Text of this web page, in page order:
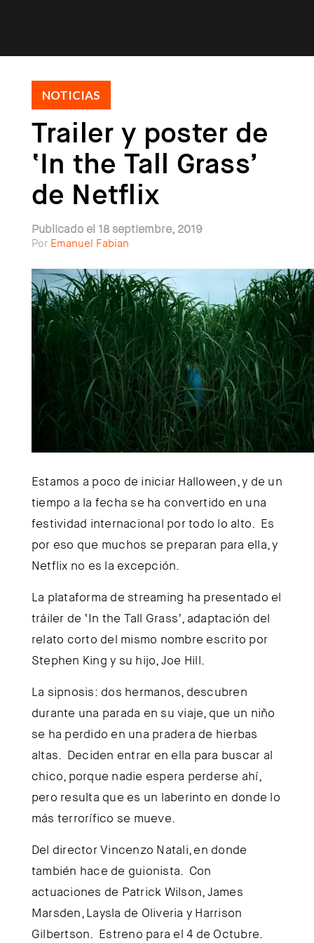
NOTICIAS
Trailer y poster de
‘In the Tall Grass’
de Netflix
Publicado el 18 septiembre, 2019
Por Emanuel Fabian
Estamos a poco de iniciar Halloween, y de un
tiempo a la fecha se ha convertido en una
festividad internacional por todo lo alto. Es
por eso que muchos se preparan para ella, y
Netflix no es la excepción.
La plataforma de streaming ha presentado el
tráiler de ‘In the Tall Grass’, adaptación del
relato corto del mismo nombre escrito por
Stephen King y su hijo, Joe Hill.
La sipnosis: dos hermanos, descubren
durante una parada en su viaje, que un niño
se ha perdido en una pradera de hierbas
altas. Deciden entrar en ella para buscar al
chico, porque nadie espera perderse ahí,
pero resulta que es un laberinto en donde lo
más terrorífico se mueve.
Del director Vincenzo Natali, en donde
también hace de guionista. Con
actuaciones de Patrick Wilson, James
Marsden, Laysla de Oliveria y Harrison
Gilbertson. Estreno para el 4 de Octubre.